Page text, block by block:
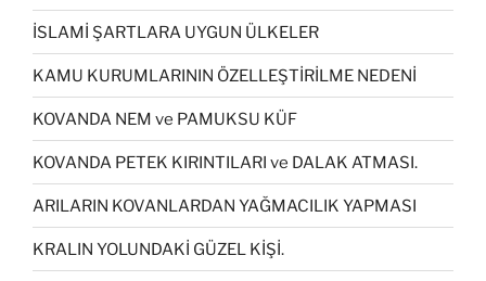
İSLAMİ ŞARTLARA UYGUN ÜLKELER
KAMU KURUMLARININ ÖZELLEŞTİRİLME NEDENİ
KOVANDA NEM ve PAMUKSU KÜF
KOVANDA PETEK KIRINTILARI ve DALAK ATMASI.
ARILARIN KOVANLARDAN YAĞMACILIK YAPMASI
KRALIN YOLUNDAKİ GÜZEL KİŞİ.